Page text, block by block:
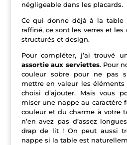
négligeable dans les placards.
Ce qui donne déjà à la
raffiné, ce sont les verres et les
structurés et design.
Pour compléter, j’ai trouvé
assortie aux serviettes. Pour
couleur sobre pour ne pas
mettre en valeur les éléments
choisi d’ajouter. Mais vous
miser une nappe au caractère
couleur et du charme à votre
n’en avez pas d’assez
drap de lit ! On peut aussi
nappe si la table est